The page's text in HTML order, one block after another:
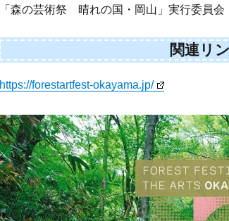
「森の芸術祭 晴れの国・岡山」実行委員会
関連リ
https://forestartfest-okayama.jp/